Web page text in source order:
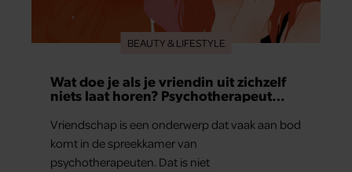
BEAUTY & LIFESTYLE
Wat doe je als je vriendin uit zichzelf
niets laat horen? Psychotherapeut
Vriendschap is een onderwerp dat vaak aan bod
komt in de spreekkamer van
psychotherapeuten. Dat is niet